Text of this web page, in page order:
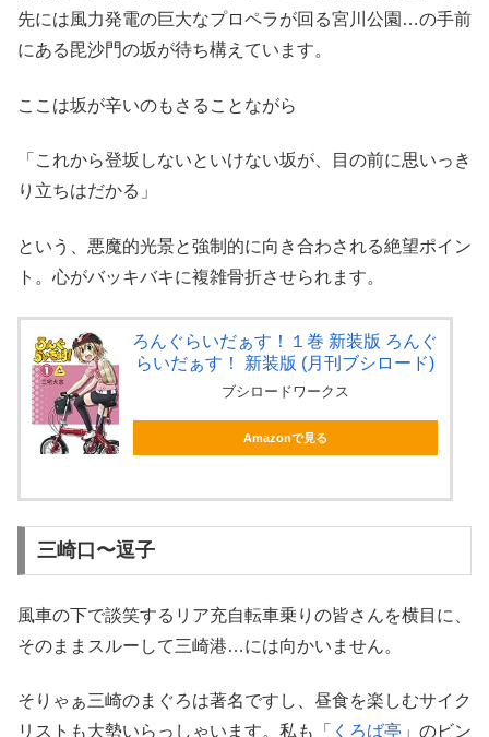
先には風力発電の巨大なプロペラが回る宮川公園…の手前
にある毘沙門の坂が待ち構えています。
ここは坂が辛いのもさることながら
「これから登坂しないといけない坂が、目の前に思いっき
り立ちはだかる」
という、悪魔的光景と強制的に向き合わされる絶望ポイン
ト。心がバッキバキに複雑骨折させられます。
ろんぐらいだぁす！１巻 新装版 ろんぐ
らいだぁす！ 新装版 (月刊ブシロード)
ブシロードワークス
Amazonで見る
三崎口〜逗子
風車の下で談笑するリア充自転車乗りの皆さんを横目に、
そのままスルーして三崎港…には向かいません。
そりゃぁ三崎のまぐろは著名ですし、昼食を楽しむサイク
リストも大勢いらっしゃいます。私も「 くろば亭 」のビン